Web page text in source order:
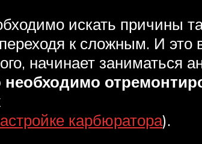
искать причины
к сложным. И
начинает заниматься
необходимо
карбюратора).